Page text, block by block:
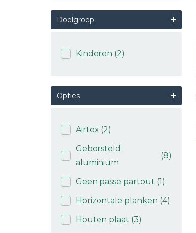
Doelgroep
Kinderen (2)
Opties
Airtex (2)
Geborsteld
aluminium
(8)
Geen passe partout (1)
Horizontale planken (4)
Houten plaat (3)